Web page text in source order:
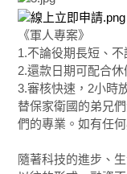
《軍人專案》
1.不論役期長短、
2.還款日期可配合
3.審核快速，2小時
替保家衛國的弟兄
們的專業。如有任
隨著科技的進步、